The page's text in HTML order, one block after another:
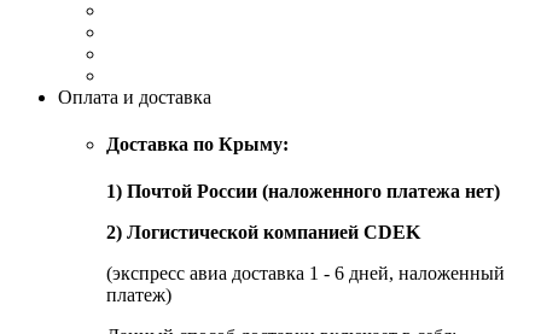
Оплата и доставка
Доставка по Крыму:
1) Почтой России (наложенного платежа нет)
2) Логистической компанией CDEK
(экспресс авиа доставка 1 - 6 дней, наложенный
платеж)